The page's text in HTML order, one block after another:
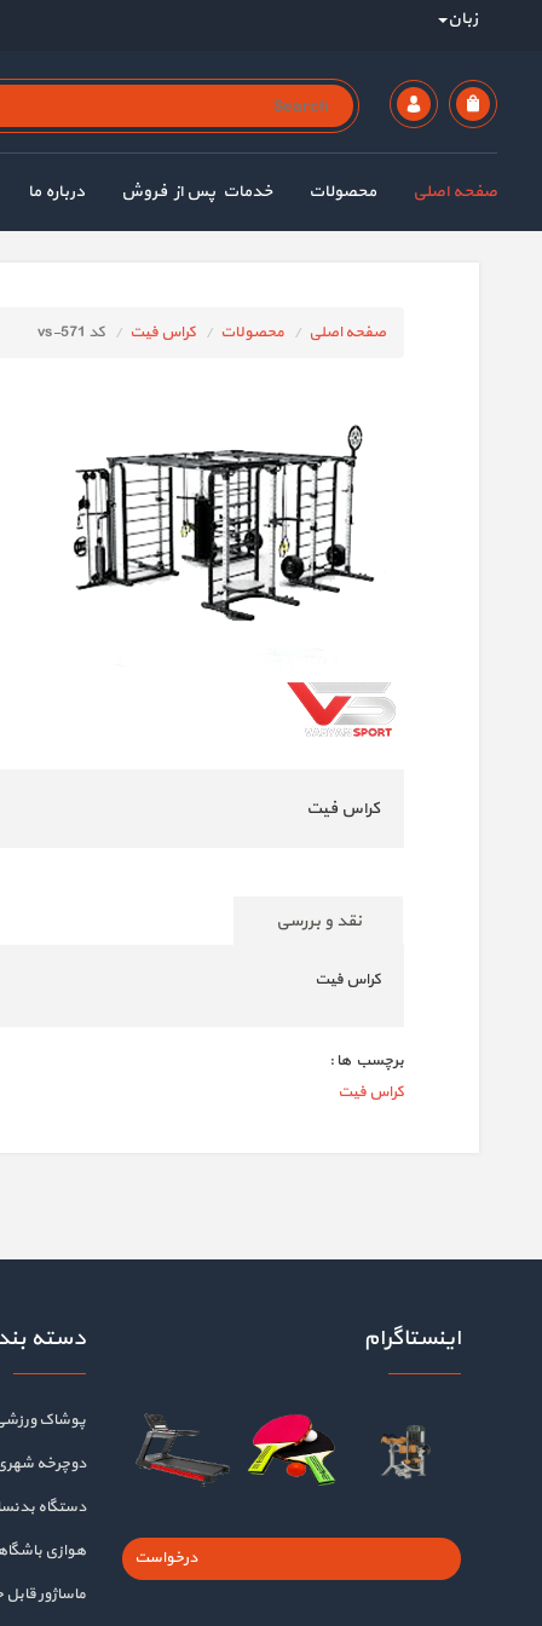
زبان
صفحه اصلی محصولات خدمات پس از فروش درباره ما
صفحه اصلی محصولات کراس فیت کد vs-571
کراس فیت
نقد و بررسی
کراس فیت
برچسب ها :
کراس فیت
اینستاگرام
درخواست
دسته
پوشاک
دوچرخه
دستگاه
هوازی
ماساژور